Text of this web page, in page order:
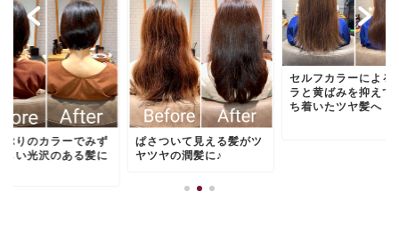
ぶりのカラーでみず
しい光沢のある髪に
ぱさついて見える髪がツ
ヤツヤの潤髪に♪
セルフカラーによる
ラと黄ばみを抑えて
ち着いたツヤ髪へ